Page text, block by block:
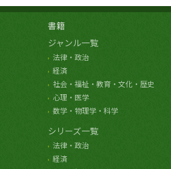
書籍
ジャンル一覧
法律・政治
経済
社会・福祉・教育・文化・歴史
心理・医学
数学・物理学・科学
シリーズ一覧
法律・政治
経済